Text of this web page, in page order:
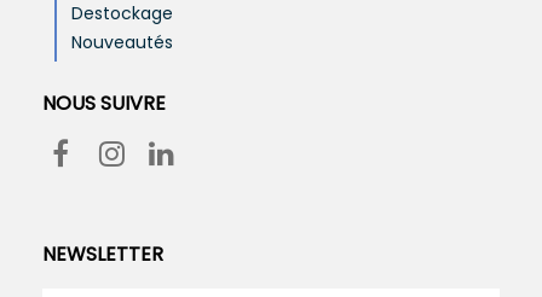
Destockage
Nouveautés
NOUS SUIVRE
NEWSLETTER